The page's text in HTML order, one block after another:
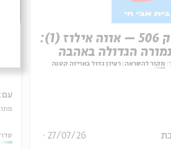
עם:
פרק 506 – אווה אילוז (1):
הגדולה באהבה
מקור להשראה: רעיון גדול באריזה קטנה
27/07/26